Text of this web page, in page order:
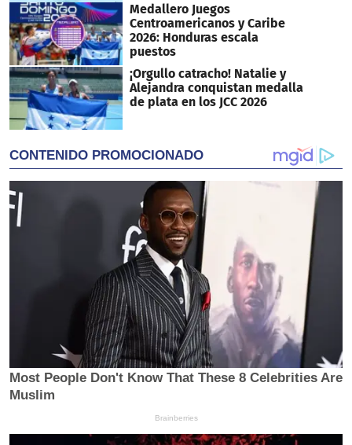
Medallero Juegos
Centroamericanos y Caribe
2026: Honduras escala
puestos
¡Orgullo catracho! Natalie y
Alejandra conquistan medalla
de plata en los JCC 2026